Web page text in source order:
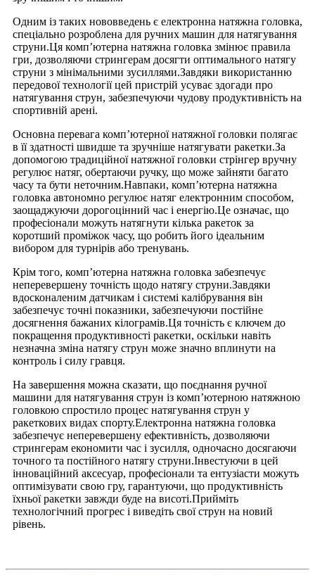
Одним із таких нововведень є електронна натяжна головка,
спеціально розроблена для ручних машин для натягування
струни.Ця комп’ютерна натяжна головка змінює правила
гри, дозволяючи стрингерам досягти оптимального натягу
струни з мінімальними зусиллями.Завдяки використанню
передової технології цей пристрій усуває здогади про
натягування струн, забезпечуючи чудову продуктивність на
спортивній арені.
Основна перевага комп’ютерної натяжної головки полягає
в її здатності швидше та зручніше натягувати ракетки.За
допомогою традиційної натяжної головки стрінгер вручну
регулює натяг, обертаючи ручку, що може зайняти багато
часу та бути неточним.Навпаки, комп’ютерна натяжна
головка автономно регулює натяг електронним способом,
заощаджуючи дорогоцінний час і енергію.Це означає, що
професіонали можуть натягнути кілька ракеток за
коротший проміжок часу, що робить його ідеальним
вибором для турнірів або тренувань.
Крім того, комп’ютерна натяжна головка забезпечує
неперевершену точність щодо натягу струни.Завдяки
вдосконаленим датчикам і системі калібрування він
забезпечує точні показники, забезпечуючи постійне
досягнення бажаних кілограмів.Ця точність є ключем до
покращення продуктивності ракетки, оскільки навіть
незначна зміна натягу струн може значно вплинути на
контроль і силу гравця.
На завершення можна сказати, що поєднання ручної
машини для натягування струн із комп’ютерною натяжною
головкою спростило процес натягування струн у
ракеткових видах спорту.Електронна натяжна головка
забезпечує неперевершену ефективність, дозволяючи
стрингерам економити час і зусилля, одночасно досягаючи
точного та постійного натягу струни.Інвестуючи в цей
інноваційний аксесуар, професіонали та ентузіасти можуть
оптимізувати свою гру, гарантуючи, що продуктивність
їхньої ракетки завжди буде на висоті.Прийміть
технологічний прогрес і виведіть свої струн на новий
рівень.